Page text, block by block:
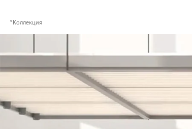
*Коллекция